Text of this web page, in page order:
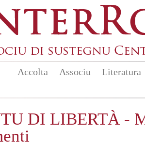
Accolta Associu Literatura
DI LIBERTÀ -